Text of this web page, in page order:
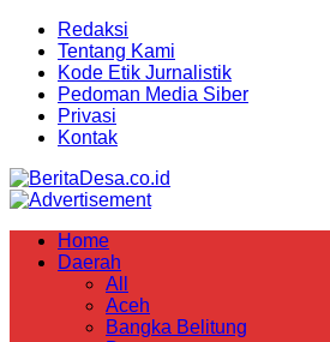
Redaksi
Tentang Kami
Kode Etik Jurnalistik
Pedoman Media Siber
Privasi
Kontak
Home
Daerah
All
Aceh
Bangka Belitung